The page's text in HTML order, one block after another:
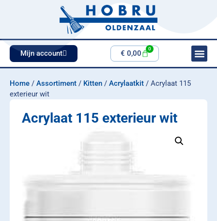
Mijn account € 0,00
0
Home / Assortiment / Kitten / Acrylaatkit / Acrylaat 115
exterieur wit
Acrylaat 115 exterieur wit